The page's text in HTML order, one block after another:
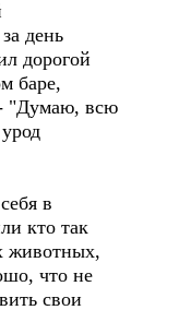
день
дорогой
баре,
- "Думаю, всю
в
кто так
животных,
что не
свои